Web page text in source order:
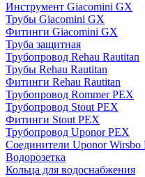
Инструмент Giacomini GX
Трубы Giacomini GX
Фитинги Giacomini GX
Труба защитная
Трубопровод Rehau Rautitan
Трубы Rehau Rautitan
Фитинги Rehau Rautitan
Трубопровод Rommer PEX
Трубопровод Stout PEX
Фитинги Stout PEX
Трубопровод Uponor PEX
Соединители Uponor Wirsbo
Водорозетка
Кольца для водоснабжения